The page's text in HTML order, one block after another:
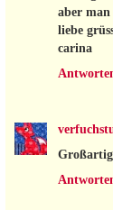
aber
liebe
carina